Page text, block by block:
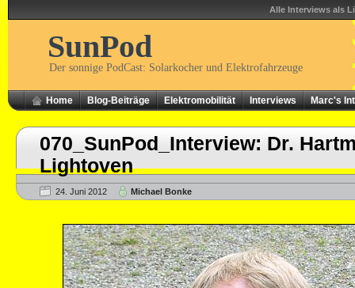
Alle Interviews als
SunPod
Der sonnige PodCast: Solarkocher und Elektrofahrzeuge
Home Blog-Beiträge Elektromobilität Interviews Marc's
070_SunPod_Interview: Dr.
Lightoven
24. Juni 2012 Michael Bonke